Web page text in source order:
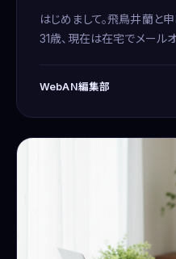
はじめまして。飛鳥井蘭と
31歳、現在は在宅でメール
WebAN編集部